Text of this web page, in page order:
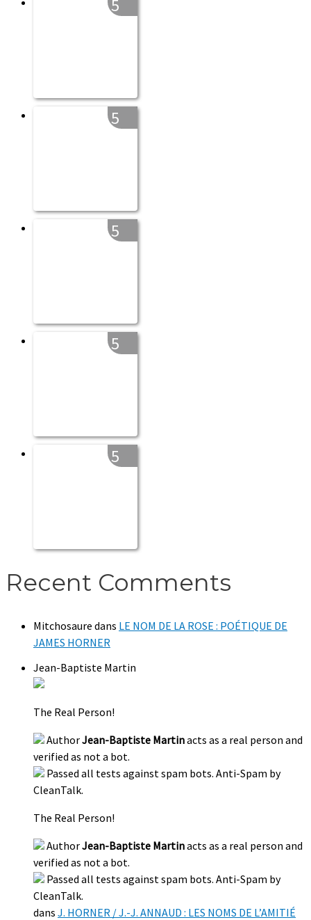
5
5
5
5
5
Recent Comments
Mitchosaure dans LE NOM DE LA ROSE : POÉTIQUE DE
JAMES HORNER
Jean-Baptiste Martin
The Real Person!
AuthorJean-Baptiste Martinacts as a real person and
verified as not a bot.
Passed all tests against spam bots. Anti-Spam by
CleanTalk.
The Real Person!
AuthorJean-Baptiste Martinacts as a real person and
verified as not a bot.
Passed all tests against spam bots. Anti-Spam by
CleanTalk.
dans J. HORNER / J.-J. ANNAUD : LES NOMS DE L’AMITIÉ